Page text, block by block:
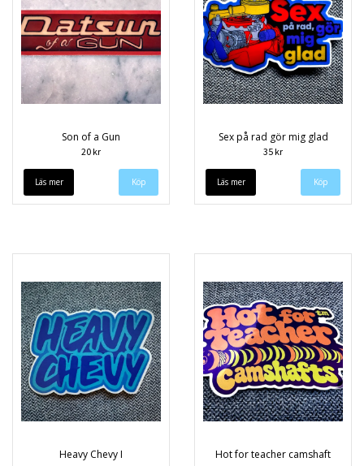
Son of a Gun
20 kr
Läs mer
Sex på rad gör mig glad
35 kr
Läs mer
Heavy Chevy I Hot for teacher camshaft